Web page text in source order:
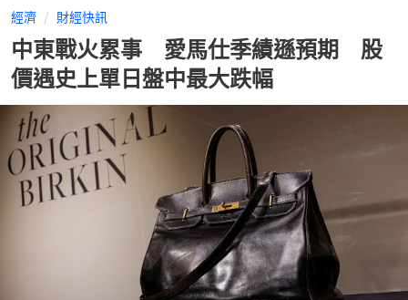
經濟 財經快訊
中東戰火累事 愛馬仕季績遜預期 股
價遇史上單日盤中最大跌幅